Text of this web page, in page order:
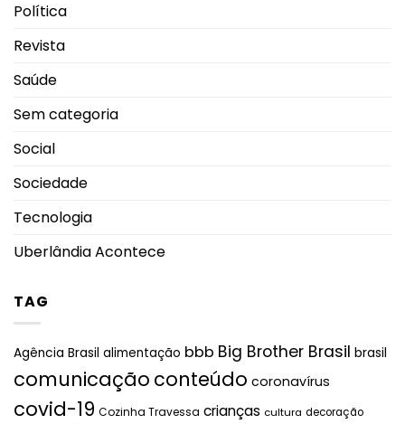
Política
Revista
Saúde
Sem categoria
Social
Sociedade
Tecnologia
Uberlândia Acontece
TAG
Agência Brasil alimentação bbb Big Brother Brasil brasil
comunicação conteúdo coronavírus
covid-19 Cozinha Travessa crianças cultura decoração